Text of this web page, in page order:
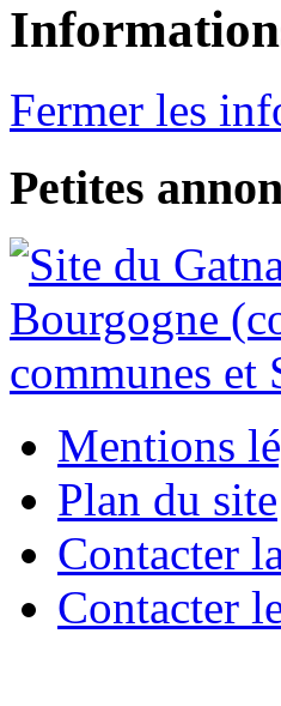
Fermer les
Petites
Mentions
Plan du site
Contacter
Contacter